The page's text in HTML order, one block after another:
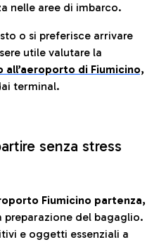
nelle aree di imbarco.
o si preferisce arrivare
utile valutare la
all’aeroporto di Fiumicino,
terminal.
senza stress
Fiumicino partenza,
del bagaglio.
e oggetti essenziali a